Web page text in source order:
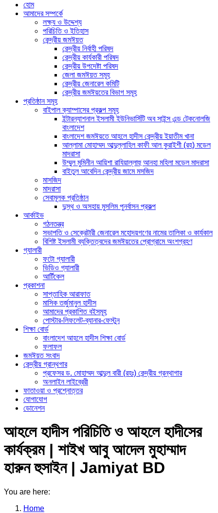
হোম
আমাদের সম্পর্কে
লক্ষ্য ও উদ্দেশ্য
পরিচিতি ও ইতিহাস
কেন্দ্রীয় জমঈয়ত
কেন্দ্রীয় নির্বাহী পরিষদ
কেন্দ্রীয় কার্যকারী পরিষদ
কেন্দ্রীয় উপদেষ্টা পরিষদ
জেলা জমঈয়ত সমূহ
কেন্দ্রীয় জেনারেল কমিটি
কেন্দ্রীয় জমঈয়তের বিভাগ সমূহ
প্রতিষ্ঠান সমূহ
বাইপাল ক্যাম্পাসের প্রকল্প সমূহ
ইন্টারন্যাশনাল ইসলামী ইউনিভার্সিটি অব সাইন্স এন্ড টেকনোলজি
বাংলাদেশ
বাংলাদেশ জমঈয়তে আহলে হাদীস কেন্দ্রীয় ইয়াতীম খানা
আল্লামা মোহাম্মদ আব্দুল্লাহিল কাফী আল কুরাইশী (রহ) মডেল
মাদরাসা
উম্মুল মুমিনীন আয়িশা রাযিয়াল্লাহু আনহা মহিলা মডেল মাদরাসা
বাইতুল আবেদিন কেন্দ্রীয় জামে মসজিদ
মাসজিদ
মাদরাসা
সেবামূলক প্রতিষ্ঠান
দুস্থ ও অসহায় মুসলিম পুনর্বাসন প্রকল্প
আর্কাইভ
গঠনতন্ত্র
সভাপতি ও সেক্রেটারী জেনারেল মহোদয়গণের নামের তালিকা ও কার্যকাল
বিশিষ্ট ইসলামী ব্যক্তিত্বদের জমঈয়তের প্রোগ্রামে অংশগ্রহণ
গ্যালারী
ফটো গ্যালারী
ভিডিও গ্যালারী
আর্টিকেল
প্রকাশনা
সাপ্তাহিক আরাফাত
মাসিক তর্জুমানুল হাদীস
আমাদের প্রকাশিত বইসমূহ
পোস্টার-লিফলেট-ব্যানার-ফেস্টুন
শিক্ষা বোর্ড
বাংলাদেশ আহলে হাদীস শিক্ষা বোর্ড
ফলাফল
জমঈয়ত সংবাদ
কেন্দ্রীয় গ্রান্থগার
প্রফেসর ড. মোহাম্মদ আব্দুল বারী (রহঃ) কেন্দ্রীয় গ্রন্থাগার
অনলাইন লাইব্রেরী
ফাতাওয়া ও প্রশ্নোত্তর
যোগাযোগ
ডোনেশন
আহলে হাদীস পরিচিতি ও আহলে হাদীসের
কার্যক্রম | শাইখ আবু আদেল মুহাম্মাদ
হারুন হুসাইন | Jamiyat BD
You are here:
Home